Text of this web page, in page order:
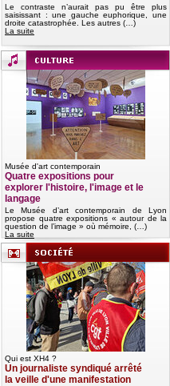
Le contraste n’aurait pas pu être plus
saisissant : une gauche euphorique, une
droite catastrophée. Les autres (…)
La suite
Musée d'art contemporain
Quatre expositions pour
explorer l'histoire, l'image et le
langage
Le Musée d’art contemporain de Lyon
propose quatre expositions « autour de la
question de l’image » où mémoire, (…)
La suite
Qui est XH4 ?
Un journaliste syndiqué arrêté
la veille d'une manifestation